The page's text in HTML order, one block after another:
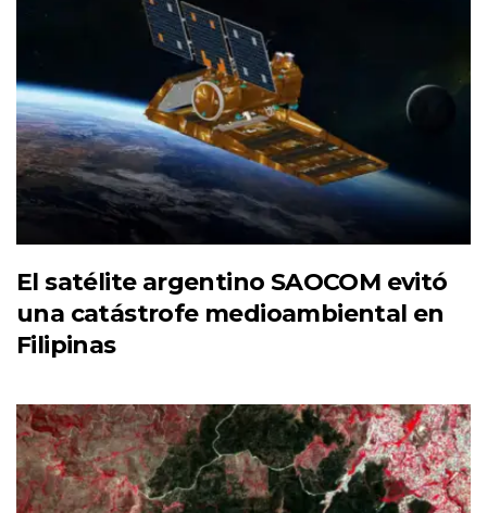
El satélite argentino SAOCOM evitó
una catástrofe medioambiental en
Filipinas